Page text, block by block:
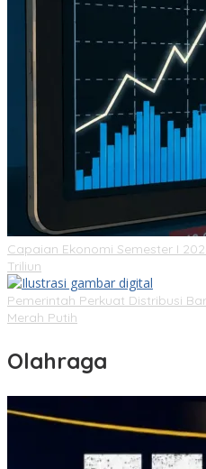
Capaian Ekonomi Semester I
Triliun
Pemerintah Perkuat Distribusi
Merah Putih
Olahraga